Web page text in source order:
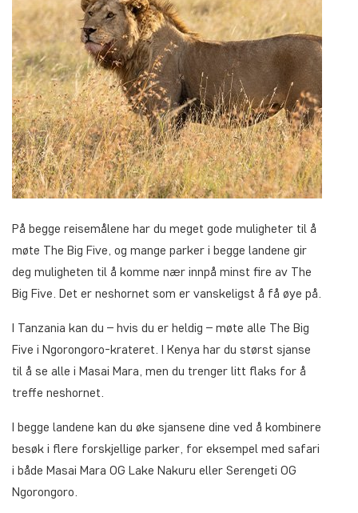
På begge reisemålene har du meget gode muligheter til å
møte The Big Five, og mange parker i begge landene gir
deg muligheten til å komme nær innpå minst fire av The
Big Five. Det er neshornet som er vanskeligst å få øye på.
I Tanzania kan du – hvis du er heldig – møte alle The Big
Five i Ngorongoro-krateret. I Kenya har du størst sjanse
til å se alle i Masai Mara, men du trenger litt flaks for å
treffe neshornet.
I begge landene kan du øke sjansene dine ved å kombinere
besøk i flere forskjellige parker, for eksempel med safari
i både Masai Mara OG Lake Nakuru eller Serengeti OG
Ngorongoro.